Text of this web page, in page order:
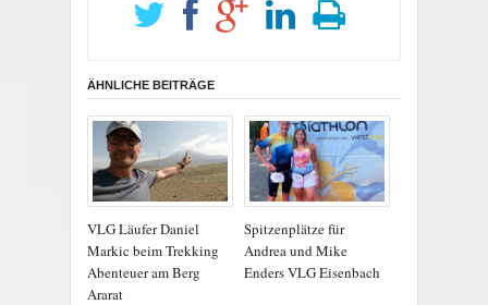
ÄHNLICHE BEITRÄGE
VLG Läufer Daniel
Markic beim Trekking
Abenteuer am Berg
Ararat
Spitzenplätze für
Andrea und Mike
Enders VLG Eisenbach